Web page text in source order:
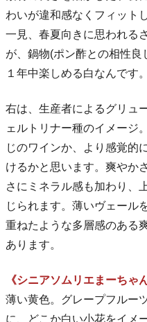
わいが違和感なくフィット
一見、春夏向きに思われる
が、鍋物(ポン酢との相性
１年中楽しめる白なんです。
右は、生産者によるグリュ
ェルトリナー種のイメージ
じのワインか、より感覚的
けるかと思います。爽やか
さにミネラル感も加わり、
じられます。薄いヴェール
重ねたような多層感のある
あります。
《シニアソムリエまーちゃ
薄い黄色。グレープフルー
に、どこか白い小花をイメ